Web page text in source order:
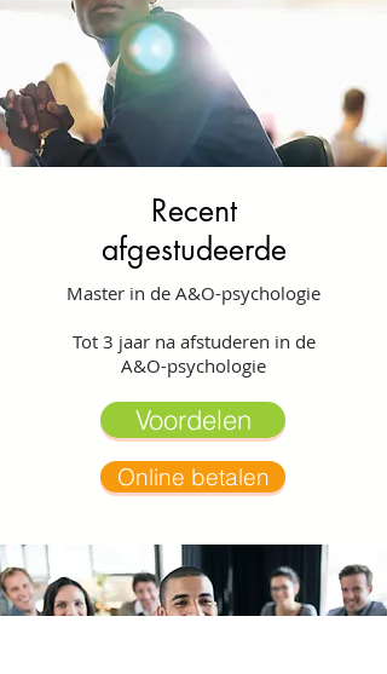
Recent
afgestudeerde
Master in de A&O-psychologie
Tot 3 jaar na afstuderen in de
A&O-psychologie
Voordelen
Online betalen